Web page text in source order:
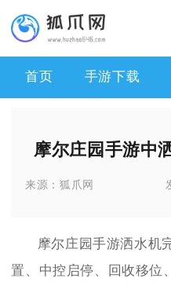
首页 手游下载
摩尔庄园手游中
来源：狐爪网
摩尔庄园手游洒水机
置、中控启停、回收移位